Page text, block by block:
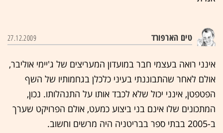
טים הארפורד 27.12.2009
אינני רואה בעצמי חבר במועדון המעריצים של ג'יימי אוליבר,
אולם לאחר שהתבוננתי בעיני כלכלן בגחמותיו של השף
הפטפטן, אינני יכול שלא לכבד אותו על התנהלותו. נכון,
המתכונים שלו אינם בני ביצוע כמעט, אולם הפרויקט שערך
ב-2005 בבתי ספר בבריטניה היה מרשים וחשוב.